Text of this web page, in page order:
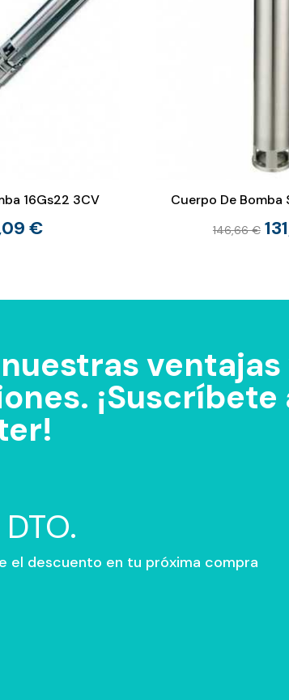
16Gs22 3CV
€
Cuerpo De Bomba
146,66 €
ventajas
¡Suscríbete
DTO.
el descuento en tu próxima compra